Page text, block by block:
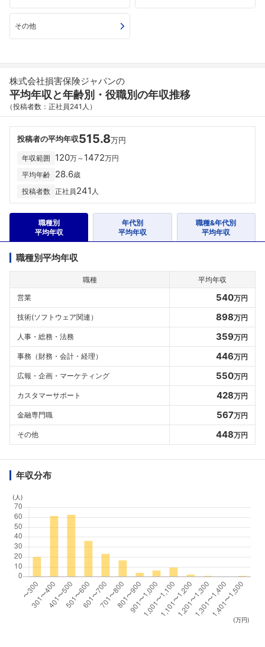
その他
株式会社損害保険ジャパンの
平均年収と年齢別・役職別の年収推移
（投稿者数：正社員241人）
投稿者の平均年収515.8万円
年収範囲 120万～ 1472万円
平均年齢 28.6歳
投稿者数 正社員241 人
職種別
平均年収
年代別
平均年収
職種&年代別
平均年収
職種別平均年収
職種
平均年収
営業
540万円
技術(ソフトウェア関連） 898万円
人事・総務・法務 359万円
事務（財務・会計・経理） 446万円
広報・企画・マーケティング 550万円
カスタマーサポート 428万円
金融専門職 567万円
その他 448万円
年収分布
(人)
(万円)